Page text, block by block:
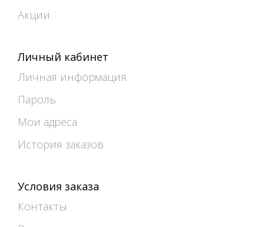
Акции
Личный кабинет
Личная информация
Пароль
Мои адреса
История заказов
Условия заказа
Контакты